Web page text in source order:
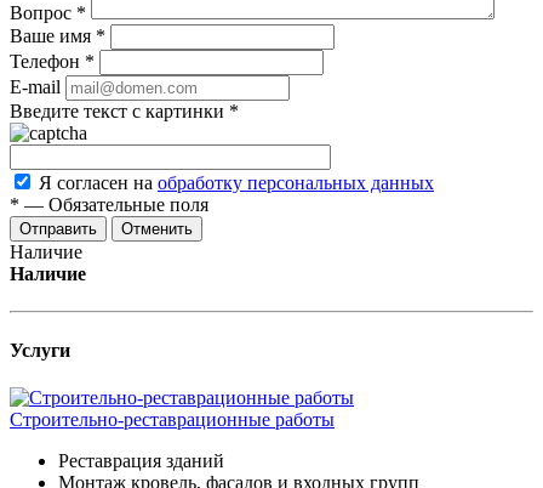
Вопрос *
Ваше имя *
Телефон *
E-mail
Введите текст с картинки *
Я согласен на обработку персональных данных
* — Обязательные поля
Отменить
Наличие
Наличие
Услуги
Строительно-реставрационные работы
Реставрация зданий
Монтаж кровель, фасадов и входных групп